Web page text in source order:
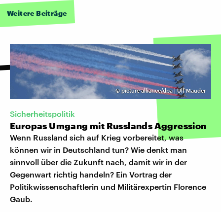
Weitere Beiträge
©picture alliance/dpa | Ulf Mauder
Sicherheitspolitik
Europas Umgang mit Russlands Aggression
Wenn Russland sich auf Krieg vorbereitet, was
können wir in Deutschland tun? Wie denkt man
sinnvoll über die Zukunft nach, damit wir in der
Gegenwart richtig handeln? Ein Vortrag der
Politikwissenschaftlerin und Militärexpertin Florence
Gaub.